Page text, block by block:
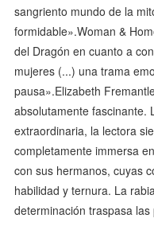
sangriento mundo de la
formidable».Woman &
del Dragón en cuanto a
mujeres (...) una trama
pausa».Elizabeth
absolutamente fascinante.
extraordinaria, la lectora
completamente immersa
con sus hermanos, cuyas
habilidad y ternura. La
determinación traspasa